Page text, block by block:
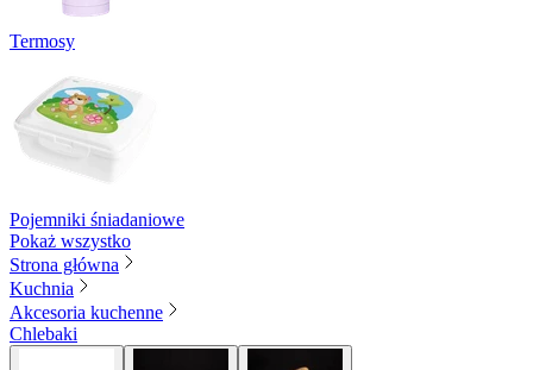
Termosy
Pojemniki śniadaniowe
Pokaż wszystko
Strona główna
Kuchnia
Akcesoria kuchenne
Chlebaki